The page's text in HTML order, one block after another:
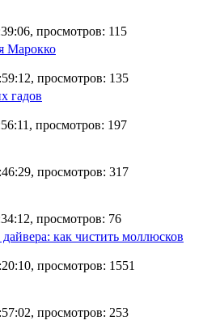
просмотров: 115
Марокко
просмотров: 135
гадов
просмотров: 197
просмотров: 317
просмотров: 76
как чистить моллюсков
просмотров: 1551
просмотров: 253